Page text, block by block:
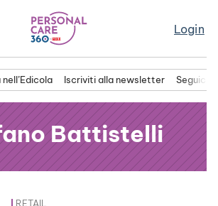
Login
nell’Edicola Iscriviti alla newsletter Seguici
Battistelli
RETAIL